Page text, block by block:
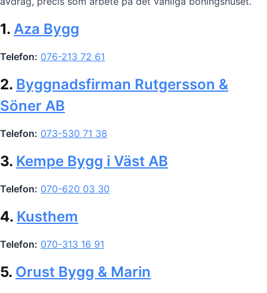
1. Aza Bygg
Telefon: 076-213 72 61
2. Byggnadsfirman Rutgersson &
Söner AB
Telefon: 073-530 71 38
3. Kempe Bygg i Väst AB
Telefon: 070-620 03 30
4. Kusthem
Telefon: 070-313 16 91
5. Orust Bygg & Marin